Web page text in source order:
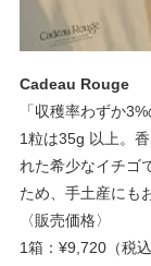
Cadeau Rouge
「収穫率わずか
1粒は35g 以上。
れた希少なイチゴ
ため、手土産にも
〈販売価格〉
1箱：¥9,720（税込